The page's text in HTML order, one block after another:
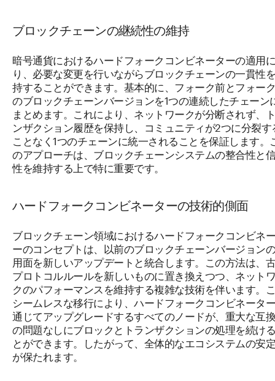
ブロックチェーンの継続性の維持
暗号通貨におけるハードフォークコンビネーターの適用
り、必要な変更を行いながらブロックチェーンの一貫性
持することができます。基本的に、フォーク前とフォー
のブロックチェーンバージョンを1つの連続したチェーン
まとめます。これにより、ネットワークが分断されず、
ンザクション履歴を保持し、コミュニティが2つに分裂す
ことなく1つのチェーンに統一されることを保証します。
のアプローチは、ブロックチェーンシステムの整合性と
性を維持する上で特に重要です。
ハードフォークコンビネーターの技術的側面
ブロックチェーン領域におけるハードフォークコンビネ
ーのコンセプトは、以前のブロックチェーンバージョン
用面を新しいアップデートと統合します。この方法は、
プロトコルルールを新しいものに置き換えつつ、ネット
クのパフォーマンスを維持する複雑な技術を伴います。
シームレスな移行により、ハードフォークコンビネータ
通じてアップグレードするすべてのノードが、重大な互
の問題なしにブロックとトランザクションの処理を続け
とができます。したがって、全体的なエコシステムの安
が保たれます。